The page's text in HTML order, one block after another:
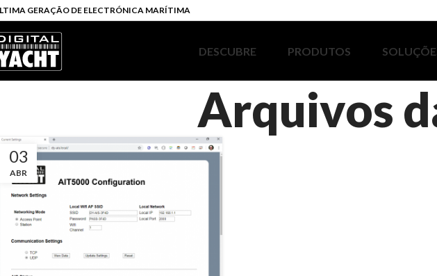
GERAÇÃO DE ELECTRÓNICA MARÍTIMA
DESCUBRE PRODUTOS
Arquivos
03
ABR